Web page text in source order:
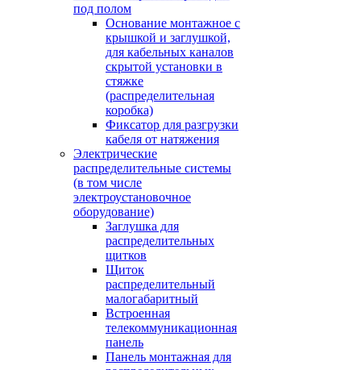
под полом
Основание монтажное с
крышкой и заглушкой,
для кабельных каналов
скрытой установки в
стяжке
(распределительная
коробка)
Фиксатор для разгрузки
кабеля от натяжения
Электрические
распределительные системы
(в том числе
электроустановочное
оборудование)
Заглушка для
распределительных
щитков
Щиток
распределительный
малогабаритный
Встроенная
телекоммуникационная
панель
Панель монтажная для